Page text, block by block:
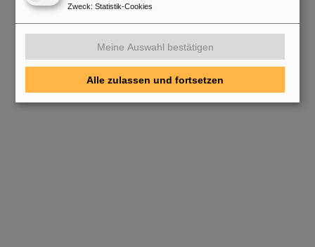
Zweck: Statistik-Cookies
Meine Auswahl bestätigen
Alle zulassen und fortsetzen